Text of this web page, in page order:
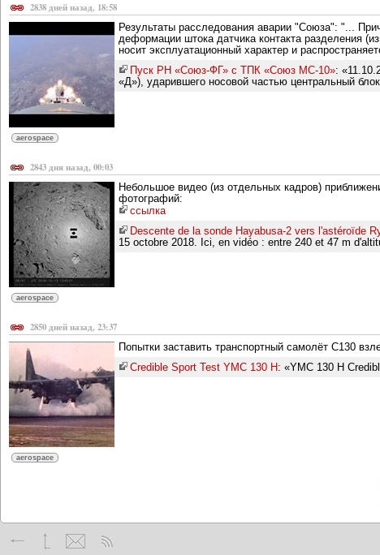
2838 дней назад, 18:58
Результаты расследования аварии "Союза": "...
деформации штока датчика контакта разделения
носит эксплуатационный характер и
Пуск РН «Союз-ФГ» с ТПК «Союз МС-10»:
«Д»), ударившего носовой частью центральный
aerospace
2843 дня назад, 00:03
Небольшое видео (из отдельных кадров)
фотографий:
ссылка
Descente de la sonde Hayabusa-2 vers l'astéroïde
15 octobre 2018. Ici, en vidéo : entre 240 et 47 m
aerospace
2850 дней назад, 23:37
Попытки заставить транспортный самолёт C130
Credible Sport Test YMC 130 H: «YMC 130 H
aerospace